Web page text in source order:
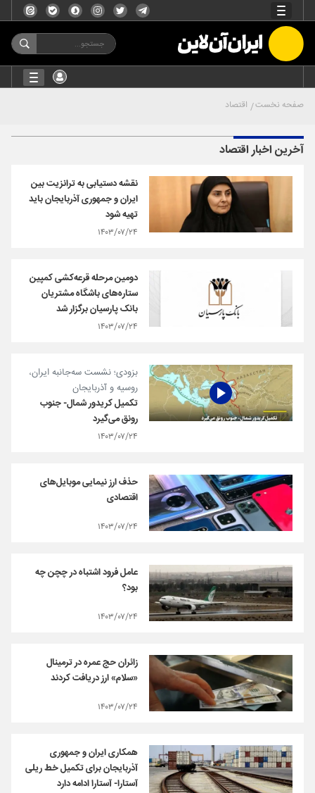
صفحه نخست اقتصاد
آخرین اخبار اقتصاد
نقشه دستیابی به ترانزیت بین
ایران و جمهوری آذربایجان باید
تهیه شود
۱۴۰۳/۰۷/۲۴
دومین مرحله قرعه‌کشی کمپین
ستاره‌های باشگاه مشتریان
بانک پارسیان برگزار شد
۱۴۰۳/۰۷/۲۴
بزودی؛ نشست سه‌جانبه ایران،
روسیه و آذربایجان
تکمیل کریدور شمال- جنوب
رونق می‌گیرد
۱۴۰۳/۰۷/۲۴
حذف ارز نیمایی موبایل‌های
اقتصادی
۱۴۰۳/۰۷/۲۴
عامل فرود اشتباه در چچن چه
بود؟
۱۴۰۳/۰۷/۲۴
زائران حج عمره در ترمینال
«سلام» ارز دریافت کردند
۱۴۰۳/۰۷/۲۴
همکاری ایران و جمهوری
آذربایجان برای تکمیل خط ریلی
آستارا- آستارا ادامه دارد